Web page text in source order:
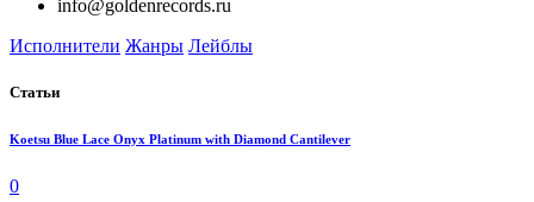
info@goldenrecords.ru
Исполнители Жанры Лейблы
Статьи
Koetsu Blue Lace Onyx Platinum with Diamond Cantilever
0